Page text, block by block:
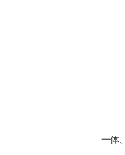
一体